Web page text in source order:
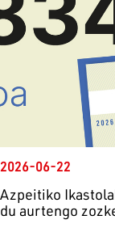
2026-06-22
Azpeitiko
du aurtengo